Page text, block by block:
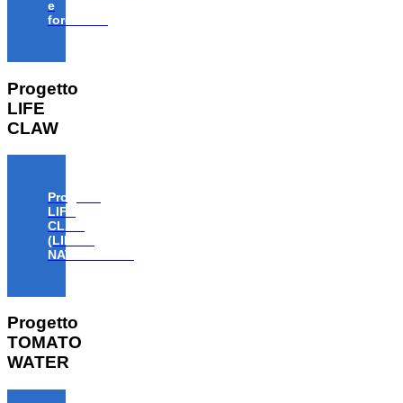
e
forestale”
Progetto
LIFE
CLAW
Progetto
LIFE
CLAW
(LIFE18
NAT/IT/000806)
Progetto
TOMATO
WATER